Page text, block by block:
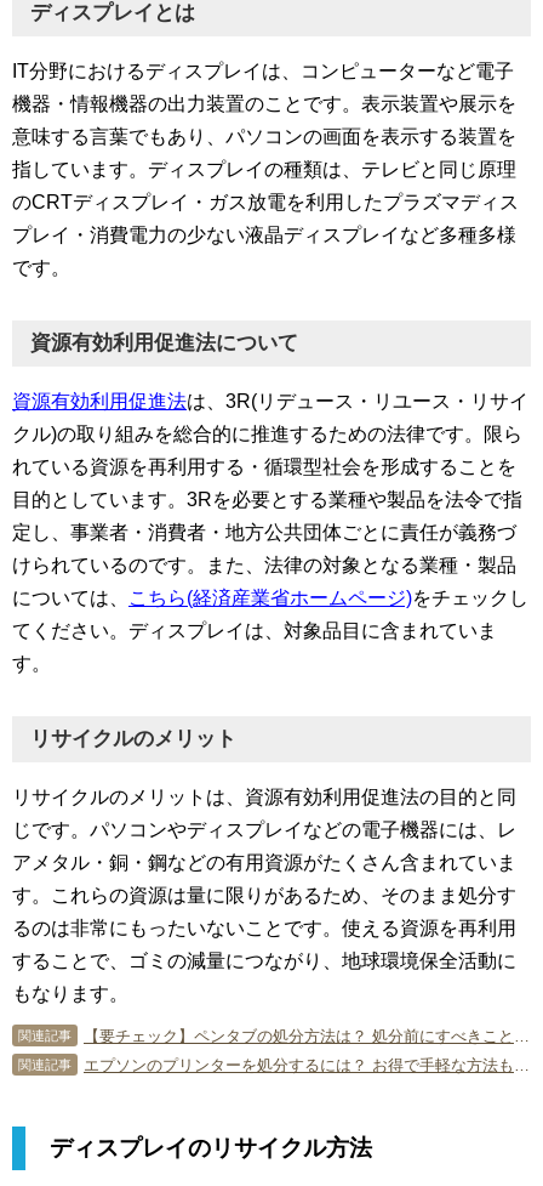
ディスプレイとは
IT分野におけるディスプレイは、コンピューターなど電子
機器・情報機器の出力装置のことです。表示装置や展示を
意味する言葉でもあり、パソコンの画面を表示する装置を
指しています。ディスプレイの種類は、テレビと同じ原理
のCRTディスプレイ・ガス放電を利用したプラズマディス
プレイ・消費電力の少ない液晶ディスプレイなど多種多様
です。
資源有効利用促進法について
資源有効利用促進法は、3R(リデュース・リユース・リサイ
クル)の取り組みを総合的に推進するための法律です。限ら
れている資源を再利用する・循環型社会を形成することを
目的としています。3Rを必要とする業種や製品を法令で指
定し、事業者・消費者・地方公共団体ごとに責任が義務づ
けられているのです。また、法律の対象となる業種・製品
については、
こちら(経済産業省ホームページ)をチェックし
てください。ディスプレイは、対象品目に含まれていま
す。
リサイクルのメリット
リサイクルのメリットは、資源有効利用促進法の目的と同
じです。パソコンやディスプレイなどの電子機器には、レ
アメタル・銅・鋼などの有用資源がたくさん含まれていま
す。これらの資源は量に限りがあるため、そのまま処分す
るのは非常にもったいないことです。使える資源を再利用
することで、ゴミの減量につながり、地球環境保全活動に
もなります。
関連記事
関連記事
ディスプレイのリサイクル方法